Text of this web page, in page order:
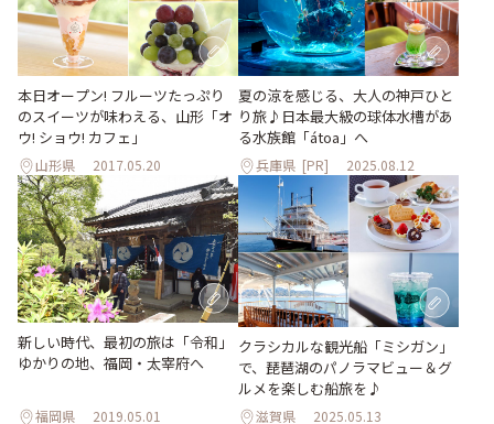
本日オープン! フルーツたっぷり
のスイーツが味わえる、山形「オ
ウ! ショウ! カフェ」
山形県 2017.05.20
夏の涼を感じる、大人の神戸ひと
り旅♪日本最大級の球体水槽があ
る水族館「átoa」へ
兵庫県 [PR] 2025.08.12
新しい時代、最初の旅は「令和」
ゆかりの地、福岡・太宰府へ
福岡県 2019.05.01
クラシカルな観光船「ミシガン」
で、琵琶湖のパノラマビュー＆グ
ルメを楽しむ船旅を♪
滋賀県 2025.05.13